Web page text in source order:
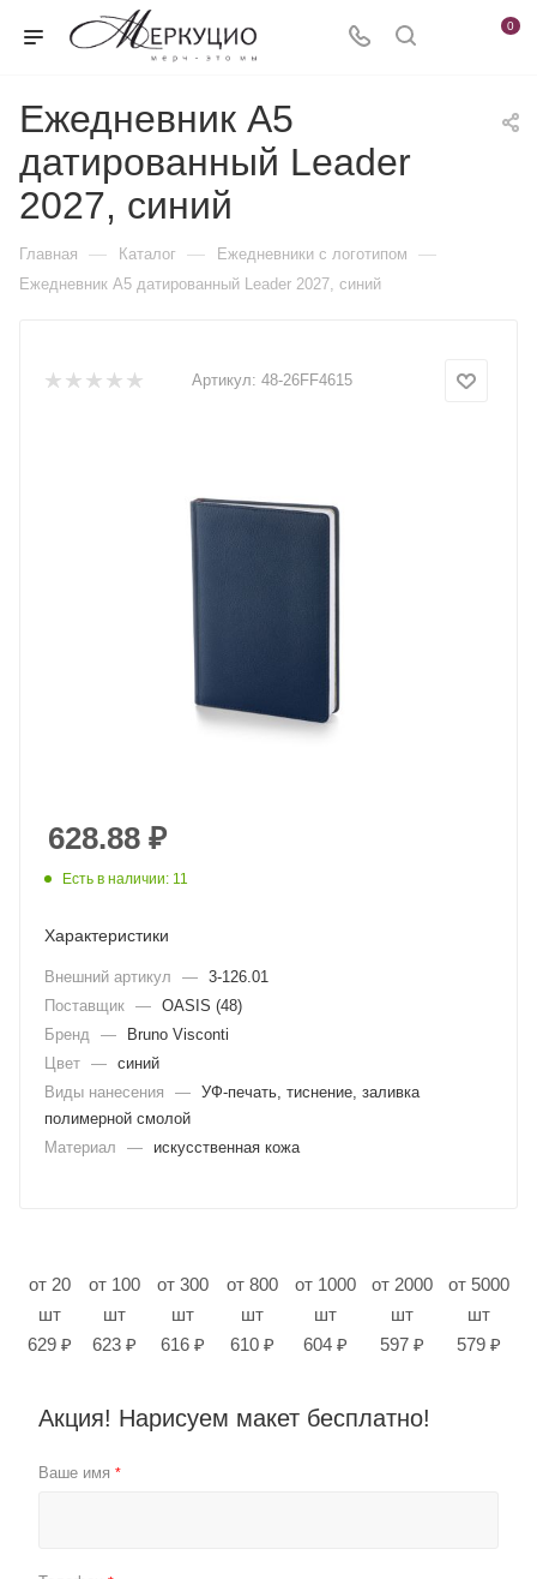
0
Ежедневник А5
датированный Leader
2027, синий
Главная — Каталог — Ежедневники c логотипом —
Ежедневник А5 датированный Leader 2027, синий
Артикул: 48-26FF4615
628.88 ₽
Есть в наличии: 11
Характеристики
Внешний артикул — 3-126.01
Поставщик — OASIS (48)
Бренд
—
Bruno Visconti
Цвет — синий
Виды нанесения
— УФ-печать, тиснение, заливка
полимерной смолой
Материал
— искусственная кожа
от 20
шт
629 ₽
от 100
шт
623 ₽
от 300
шт
616 ₽
от 800
шт
610 ₽
от 1000
шт
604 ₽
от 2000
шт
597 ₽
от 5000
шт
579 ₽
Акция! Нарисуем макет бесплатно!
Ваше имя *